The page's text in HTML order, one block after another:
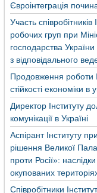
Євроінтеграція
Участь
робочих груп при
господарства
з відповідального
Продовження роботи
стійкості економіки
Директор Інституту
комунікації в Україні
Аспірант Інституту
рішення Великої
проти Росії»:
окупованих
Співробітники